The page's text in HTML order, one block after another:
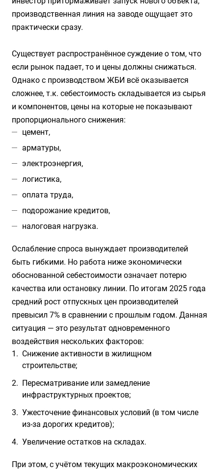
производственная линия на заводе ощущает это
практически сразу.
Существует распространённое суждение о том, что
если рынок падает, то и цены должны снижаться.
Однако с производством ЖБИ всё оказывается
сложнее, т.к. себестоимость складывается из сырья
и компонентов, цены на которые не показывают
пропорционального снижения:
цемент,
арматуры,
электроэнергия,
логистика,
оплата труда,
подорожание кредитов,
налоговая нагрузка.
Ослабление спроса вынуждает производителей
быть гибкими. Но работа ниже экономически
обоснованной себестоимости означает потерю
качества или остановку линии. По итогам 2025 года
средний рост отпускных цен производителей
превысил 7% в сравнении с прошлым годом. Данная
ситуация — это результат одновременного
воздействия нескольких факторов:
Снижение активности в жилищном
строительстве;
Пересматривание или замедление
инфраструктурных проектов;
Ужесточение финансовых условий (в том числе
из-за дорогих кредитов);
Увеличение остатков на складах.
При этом, с учётом текущих макроэкономических